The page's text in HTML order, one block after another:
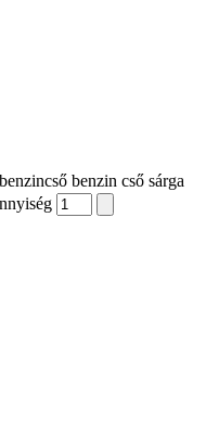
benzin cső sárga